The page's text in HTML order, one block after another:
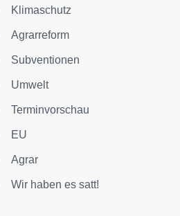
Klimaschutz
Agrarreform
Subventionen
Umwelt
Terminvorschau
EU
Agrar
Wir haben es satt!